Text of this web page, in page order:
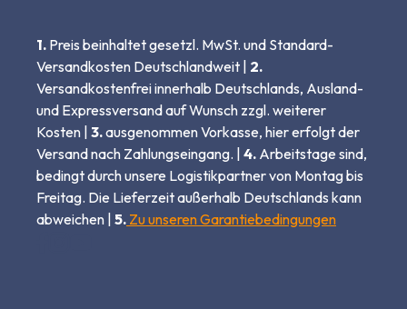
1. Preis beinhaltet gesetzl. MwSt. und Standard-
Versandkosten Deutschlandweit | 2.
Versandkostenfrei innerhalb Deutschlands, Ausland-
und Expressversand auf Wunsch zzgl. weiterer
Kosten | 3.ausgenommen Vorkasse, hier erfolgt der
Versand nach Zahlungseingang. | 4. Arbeitstage sind,
bedingt durch unsere Logistikpartner von Montag bis
Freitag. Die Lieferzeit außerhalb Deutschlands kann
abweichen | 5. Zu unseren Garantiebedingungen